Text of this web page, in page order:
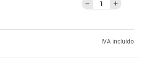
IVA incluido